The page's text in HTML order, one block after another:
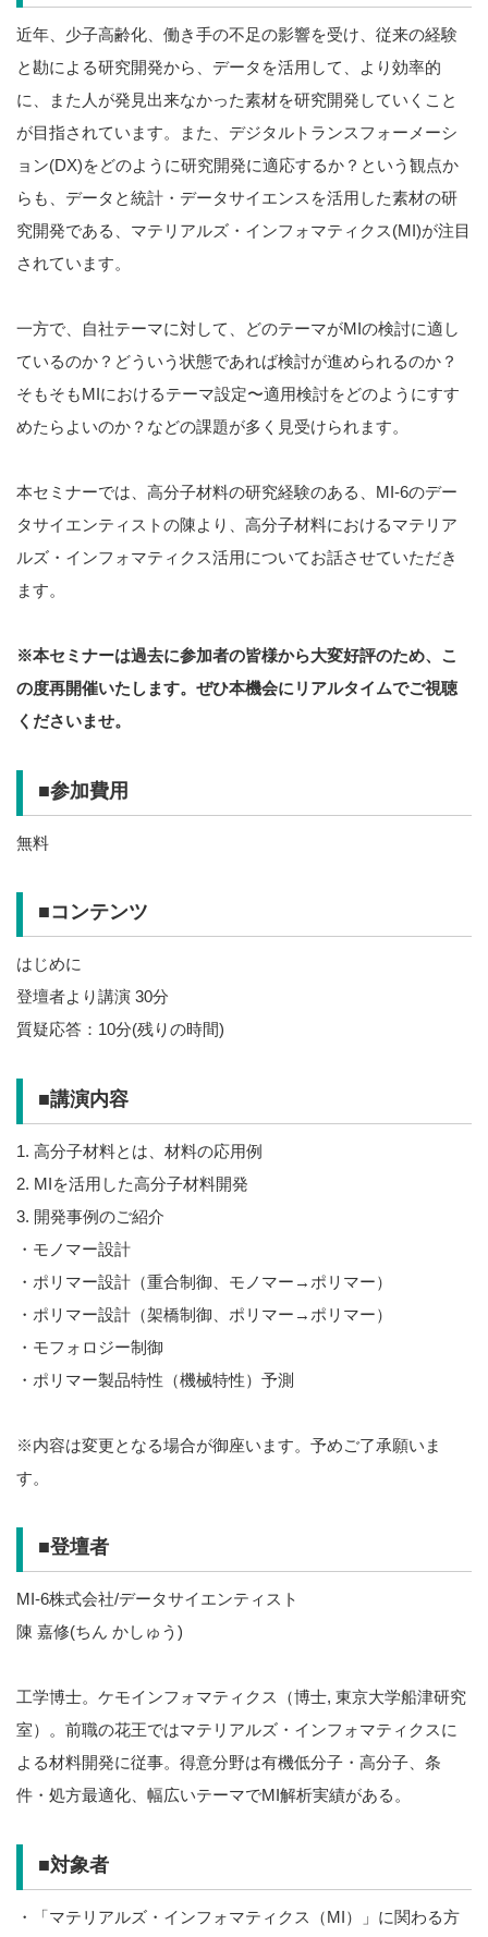
近年、少子高齢化、働き手の不足の影響を受け、従来の経験
と勘による研究開発から、データを活用して、より効率的
に、また人が発見出来なかった素材を研究開発していくこと
が目指されています。また、デジタルトランスフォーメーシ
ョン(DX)をどのように研究開発に適応するか？という観点か
らも、データと統計・データサイエンスを活用した素材の研
究開発である、マテリアルズ・インフォマティクス(MI)が注目
されています。
一方で、自社テーマに対して、どのテーマがMIの検討に適し
ているのか？どういう状態であれば検討が進められるのか？
そもそもMIにおけるテーマ設定〜適用検討をどのようにすす
めたらよいのか？などの課題が多く見受けられます。
本セミナーでは、高分子材料の研究経験のある、MI-6のデー
タサイエンティストの陳より、高分子材料におけるマテリア
ルズ・インフォマティクス活用についてお話させていただき
ます。
※本セミナーは過去に参加者の皆様から大変好評のため、こ
の度再開催いたします。ぜひ本機会にリアルタイムでご視聴
くださいませ。
■参加費用
無料
■コンテンツ
はじめに
登壇者より講演 30分
質疑応答：10分(残りの時間)
■講演内容
1. 高分子材料とは、材料の応用例
2. MIを活用した高分子材料開発
3. 開発事例のご紹介
・モノマー設計
・ポリマー設計（重合制御、モノマー→ポリマー）
・ポリマー設計（架橋制御、ポリマー→ポリマー）
・モフォロジー制御
・ポリマー製品特性（機械特性）予測
※内容は変更となる場合が御座います。予めご了承願いま
す。
■登壇者
MI-6株式会社/データサイエンティスト
陳 嘉修(ちん かしゅう)
工学博士。ケモインフォマティクス（博士, 東京大学船津研究
室）。前職の花王ではマテリアルズ・インフォマティクスに
よる材料開発に従事。得意分野は有機低分子・高分子、条
件・処方最適化、幅広いテーマでMI解析実績がある。
■対象者
・「マテリアルズ・インフォマティクス（MI）」に関わる方